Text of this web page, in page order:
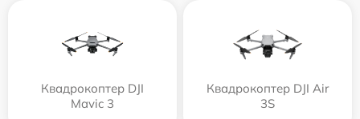
Квадрокоптер DJI
Mavic 3
Квадрокоптер DJI Air
3S